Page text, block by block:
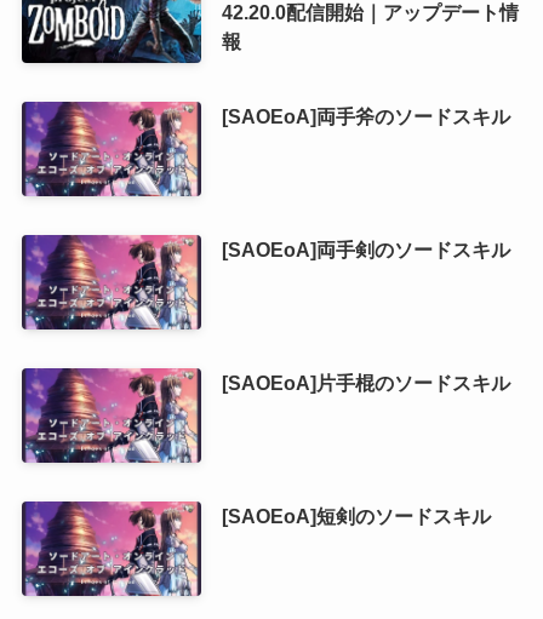
42.20.0配信開始｜アップデート情
報
[SAOEoA]両手斧のソードスキル
[SAOEoA]両手剣のソードスキル
[SAOEoA]片手棍のソードスキル
[SAOEoA]短剣のソードスキル